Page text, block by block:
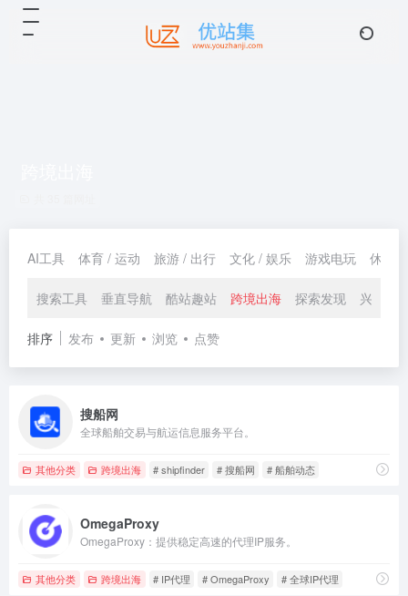
AI工具 体育 / 运动 旅游 / 出行 文化 / 娱乐 游戏电玩 休闲 /
搜索工具 垂直导航 酷站趣站 跨境出海 探索发现 兴趣爱
排序 发布 更新 浏览 点赞
搜船网
全球船舶交易与航运信息服务平台。
其他分类 跨境出海 # shipfinder # 搜船网 # 船舶动态
OmegaProxy
OmegaProxy：提供稳定高速的代理IP服务。
其他分类 跨境出海 # IP代理 # OmegaProxy # 全球IP代理